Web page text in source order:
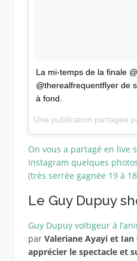
La mi-temps de la finale
@therealfrequentflyer de
à fond.
Une publication partagée
On vous a partagé en live
Instagram quelques
(très serrée gagnée 19 à
Le Guy Dupuy
Guy Dupuy voltigeur à
par Valeriane Ayayi et
apprécier le spectacle et